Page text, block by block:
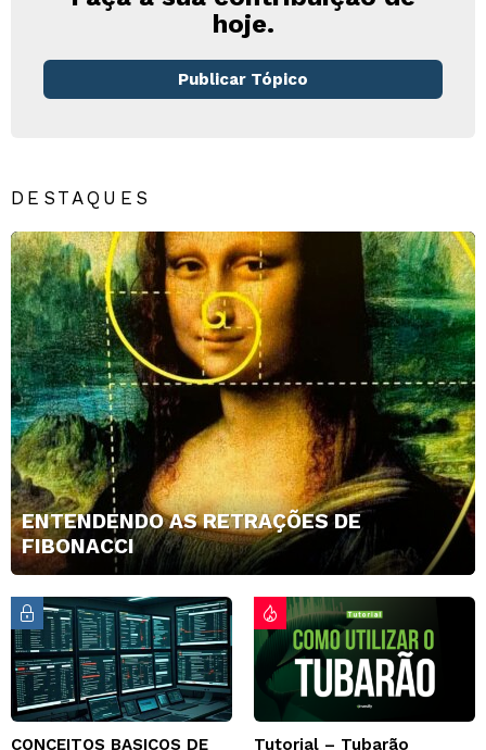
hoje.
Publicar Tópico
DESTAQUES
ENTENDENDO AS RETRAÇÕES DE
FIBONACCI
CONCEITOS BASICOS DE
Tutorial – Tubarão